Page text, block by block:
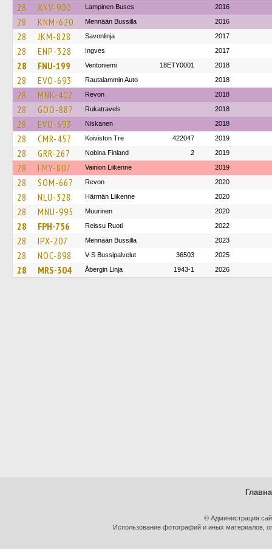
28 XNV-900 Lampinen Buses 2016
28 KNM-620 Mennään Bussilla 2016
28 JKM-828 Savonlinja 2017
28 ENP-328 Ingves 2017
28 FNU-199 Ventoniemi 18ETY0001 2018
28 EVO-693 Rautalammin Auto 2018
28 MNK-402 Revon 2018
28 GOO-887 Rukatravels 2018
28 EVO-693 Niskanen 2018
28 CMR-457 Koiviston Tre 422047 2019
28 GRR-267 Nobina Finland 2 2019
28 FMY-807 Vainion Liikenne 2019
28 SOM-667 Revon 2020
28 NLU-328 Härmän Liikenne 2020
28 MNU-995 Muurinen 2020
28 FPH-756 Reissu Ruoti 2022
28 IPX-207 Mennään Bussilla 2023
28 NOC-898 V-S Bussipalvelut 36503 2025
28 MRS-304 Åbergin Linja 1943-1 2026
© Администрация
Использование фотографий и иных материалов,